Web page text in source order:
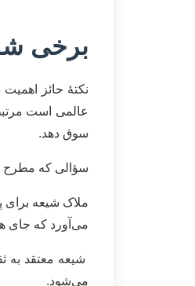
برخی
نکتۀ حائز
عالمی است
سوق دهد.
سؤالی که مطرح
ملاک شیعه برای
می‌آورد که جای
شیعه معتقد به
می‌شود.